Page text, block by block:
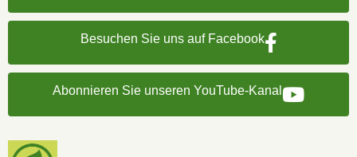
Besuchen Sie uns auf Facebook
Abonnieren Sie unseren YouTube-Kanal